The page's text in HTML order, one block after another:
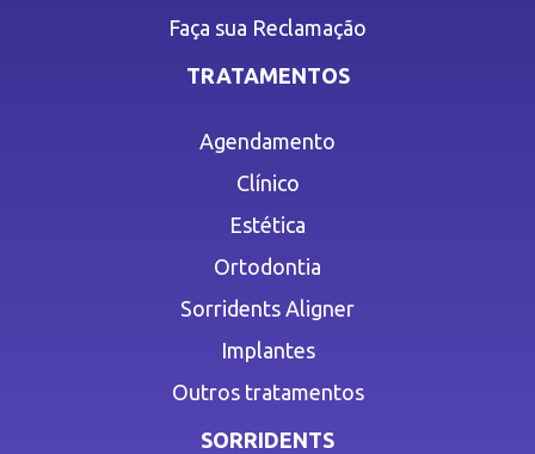
Faça sua Reclamação
TRATAMENTOS
Agendamento
Clínico
Estética
Ortodontia
Sorridents Aligner
Implantes
Outros tratamentos
SORRIDENTS